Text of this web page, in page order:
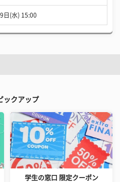
日(水) 15:00
ックアップ
学生の窓口 限定クーポン